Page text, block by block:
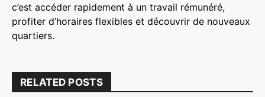
c’est accéder rapidement à un travail rémunéré,
profiter d’horaires flexibles et découvrir de nouveaux
quartiers.
RELATED POSTS